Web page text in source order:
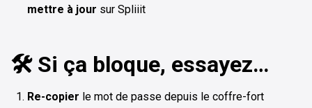
mettre à jour sur Spliiit
🛠️ Si ça bloque, essayez…
Re-copier le mot de passe depuis le coffre-fort